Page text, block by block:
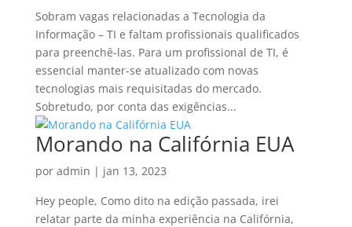
Sobram vagas relacionadas a Tecnologia da
Informação – TI e faltam profissionais qualificados
para preenchê-las. Para um profissional de TI, é
essencial manter-se atualizado com novas
tecnologias mais requisitadas do mercado.
Sobretudo, por conta das exigências...
Morando na Califórnia EUA
por admin | jan 13, 2023
Hey people, Como dito na edição passada, irei
relatar parte da minha experiência na Califórnia,